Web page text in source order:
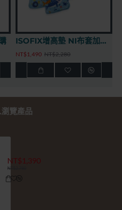
ISOFIX增高墊 NI布套加購 - 夢幻五彩款
NT$1,490 NT$2,280
覽產品
NT$1,390
NT$2,780